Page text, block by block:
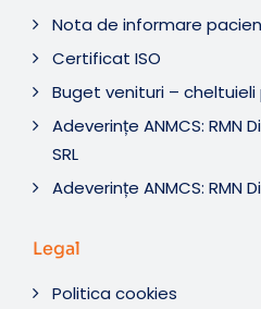
Nota de informare
Certificat ISO
Buget venituri – cheltuieli
Adeverințe ANMCS:
SRL
Adeverințe ANMCS: RMN
Legal
Politica cookies